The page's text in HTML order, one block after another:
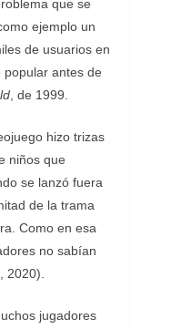
que se
ejemplo un
de usuarios en
popular antes de
, de 1999.
hizo trizas
niños que
se lanzó fuera
de la trama
Como en esa
no sabían
2020).
jugadores